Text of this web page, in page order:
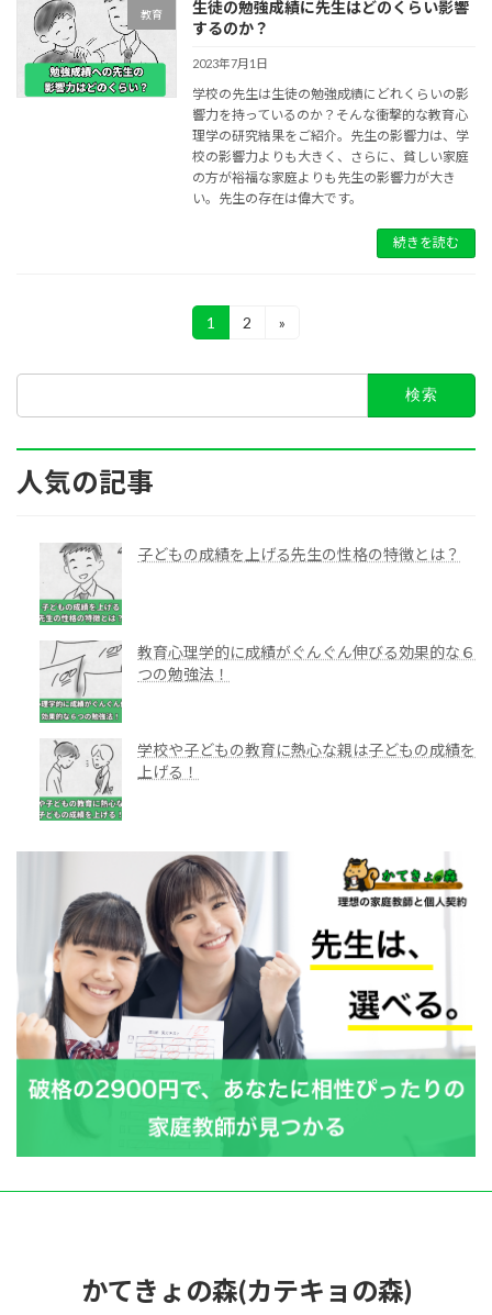
教育
生徒の勉強成績に先生はどのくらい影響
するのか？
2023年7月1日
学校の先生は生徒の勉強成績にどれくらいの影
響力を持っているのか？そんな衝撃的な教育心
理学の研究結果をご紹介。先生の影響力は、学
校の影響力よりも大きく、さらに、貧しい家庭
の方が裕福な家庭よりも先生の影響力が大き
い。先生の存在は偉大です。
続きを読む
ゲ
シ
ン
固
定
1
固
2 »
人気の記事
子どもの成績を上げる先生の性格の特徴とは？
教育心理学的に成績がぐんぐん伸びる効果的な６
つの勉強法！
学校や子どもの教育に熱心な親は子どもの成績を
上げる！
かてきょの森(カテキョの森)